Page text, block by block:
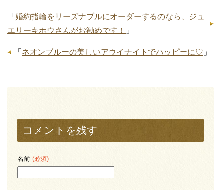
「 婚約指輪をリーズナブルにオーダーするのなら、ジュ
エリーキホウさんがお勧めです！
」
「 ネオンブルーの美しいアウイナイトでハッピーに♡ 」
コメントを残す
名前 (必須)